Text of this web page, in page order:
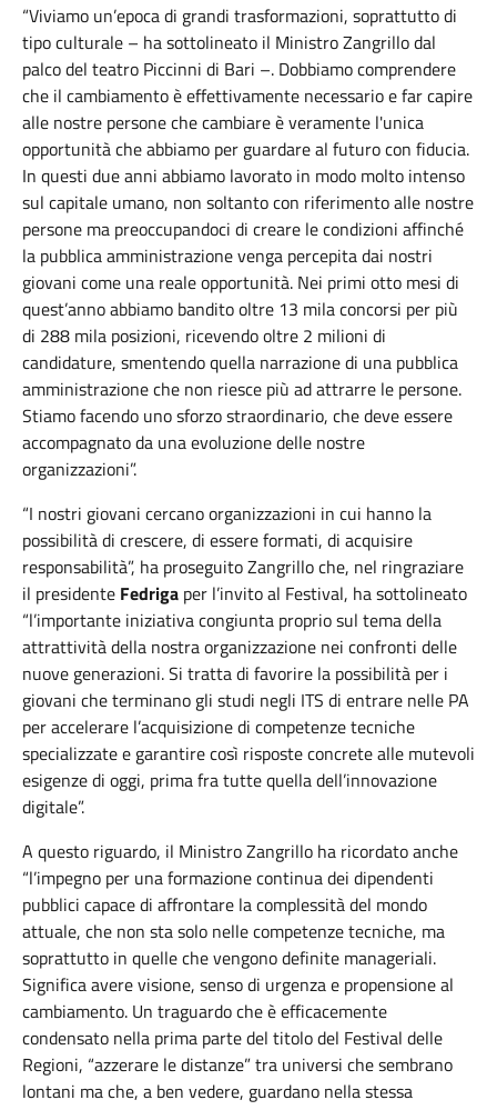
“Viviamo un’epoca di grandi trasformazioni, soprattutto di
tipo culturale – ha sottolineato il Ministro Zangrillo dal
palco del teatro Piccinni di Bari –. Dobbiamo comprendere
che il cambiamento è effettivamente necessario e far capire
alle nostre persone che cambiare è veramente l'unica
opportunità che abbiamo per guardare al futuro con fiducia.
In questi due anni abbiamo lavorato in modo molto intenso
sul capitale umano, non soltanto con riferimento alle nostre
persone ma preoccupandoci di creare le condizioni affinché
la pubblica amministrazione venga percepita dai nostri
giovani come una reale opportunità. Nei primi otto mesi di
quest’anno abbiamo bandito oltre 13 mila concorsi per più
di 288 mila posizioni, ricevendo oltre 2 milioni di
candidature, smentendo quella narrazione di una pubblica
amministrazione che non riesce più ad attrarre le persone.
Stiamo facendo uno sforzo straordinario, che deve essere
accompagnato da una evoluzione delle nostre
organizzazioni”.
“I nostri giovani cercano organizzazioni in cui hanno la
possibilità di crescere, di essere formati, di acquisire
responsabilità”, ha proseguito Zangrillo che, nel ringraziare
il presidente Fedriga per l’invito al Festival, ha sottolineato
“l’importante iniziativa congiunta proprio sul tema della
attrattività della nostra organizzazione nei confronti delle
nuove generazioni. Si tratta di favorire la possibilità per i
giovani che terminano gli studi negli ITS di entrare nelle PA
per accelerare l’acquisizione di competenze tecniche
specializzate e garantire così risposte concrete alle mutevoli
esigenze di oggi, prima fra tutte quella dell’innovazione
digitale”.
A questo riguardo, il Ministro Zangrillo ha ricordato anche
“l’impegno per una formazione continua dei dipendenti
pubblici capace di affrontare la complessità del mondo
attuale, che non sta solo nelle competenze tecniche, ma
soprattutto in quelle che vengono definite manageriali.
Significa avere visione, senso di urgenza e propensione al
cambiamento. Un traguardo che è efficacemente
condensato nella prima parte del titolo del Festival delle
Regioni, “azzerare le distanze” tra universi che sembrano
lontani ma che, a ben vedere, guardano nella stessa